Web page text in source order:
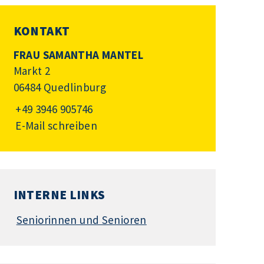
KONTAKT
FRAU SAMANTHA MANTEL
Markt 2
06484 Quedlinburg
+49 3946 905746
E-Mail schreiben
INTERNE LINKS
Seniorinnen und Senioren